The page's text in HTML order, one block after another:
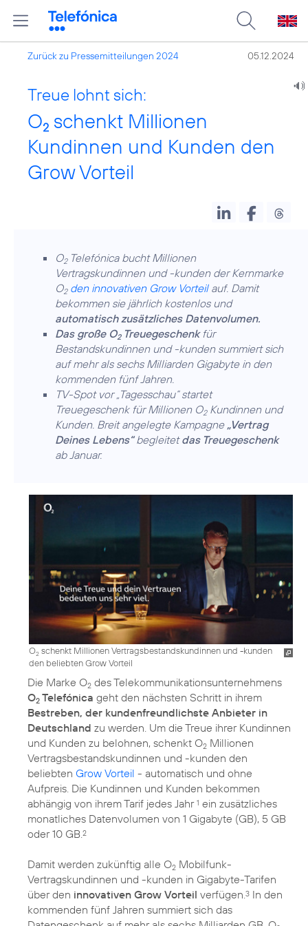
Zurück zu Pressemitteilungen 2024 05.12.2024
Treue lohnt sich:
O2 schenkt Millionen
Kundinnen und Kunden den
Grow Vorteil
O2Telefónica bucht Millionen
Vertragskundinnen und -kunden der Kernmarke
O2 den innovativen Grow Vorteilauf. Damit
bekommen sie jährlich kostenlos und
automatisch zusätzliches Datenvolumen.
Das große O2Treuegeschenkfür
Bestandskundinnen und -kunden summiert sich
auf mehr als sechs Milliarden Gigabyte in den
kommenden fünf Jahren.
TV-Spot vor „Tagesschau“ startet
Treuegeschenk für Millionen O2Kundinnen und
Kunden. Breit angelegte Kampagne „Vertrag
Deines Lebens“begleitetdas Treuegeschenk
ab Januar.
O2 schenkt Millionen Vertragsbestandskundinnen und -kunden
den beliebten Grow Vorteil
Die Marke O2 des Telekommunikationsunternehmens
O2 Telefónica geht den nächsten Schritt in ihrem
Bestreben, der kundenfreundlichste Anbieter in
Deutschland zu werden. Um die Treue ihrer Kundinnen
und Kunden zu belohnen, schenkt O2 Millionen
Vertragsbestandskundinnen und -kunden den
beliebten Grow Vorteil - automatisch und ohne
Aufpreis. Die Kundinnen und Kunden bekommen
abhängig von ihrem Tarif jedes Jahr 1 ein zusätzliches
monatliches Datenvolumen von 1 Gigabyte (GB), 5 GB
oder 10 GB. 2
Damit werden zukünftig alle O2 Mobilfunk-
Vertragskundinnen und -kunden in Gigabyte-Tarifen
über den innovativen Grow Vorteil verfügen. 3 In den
kommenden fünf Jahren summiert sich das